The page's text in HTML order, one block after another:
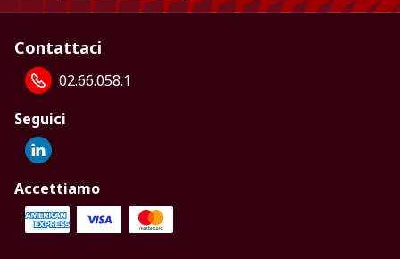
Contattaci
02.66.058.1
Seguici
Accettiamo